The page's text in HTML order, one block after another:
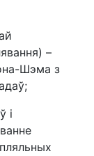
–
Шэма з
і